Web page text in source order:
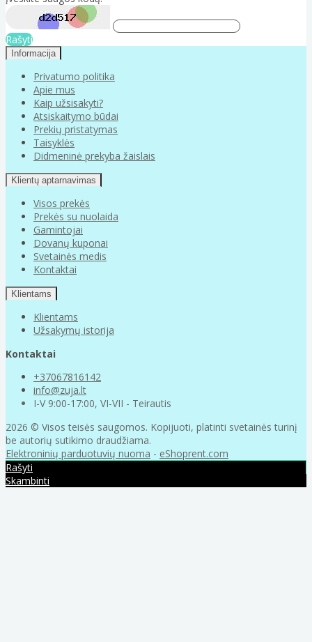
Rašyti
Informacija
Privatumo politika
Apie mus
Kaip užsisakyti?
Atsiskaitymo būdai
Prekių pristatymas
Taisyklės
Didmeninė prekyba žaislais
Klientų aptarnavimas
Visos prekės
Prekės su nuolaida
Gamintojai
Dovanų kuponai
Svetainės medis
Kontaktai
Klientams
Klientams
Užsakymų istorija
Kontaktai
+37067816142
info@zuja.lt
I-V 9:00-17:00, VI-VII - Teirautis
2026 © Visos teisės saugomos. Kopijuoti, platinti svetainės turinį
be autorių sutikimo draudžiama.
Elektroninių parduotuvių nuoma - eShoprent.com
Rašyti
Skambinti